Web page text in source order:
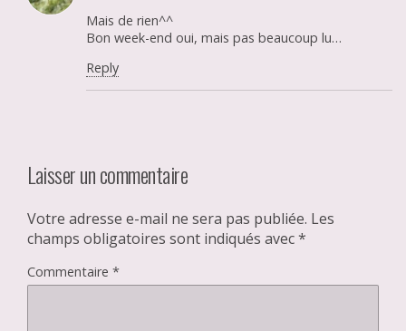
Mais de rien^^
Bon week-end oui, mais pas beaucoup lu…
Reply
Laisser un commentaire
Votre adresse e-mail ne sera pas publiée. Les
champs obligatoires sont indiqués avec*
Commentaire *